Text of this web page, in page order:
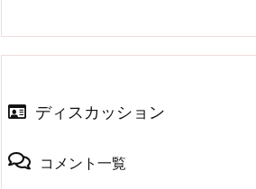
ディスカッション
コメント一覧